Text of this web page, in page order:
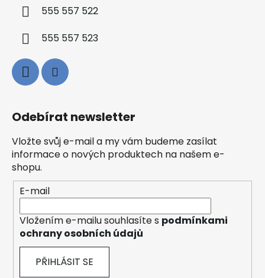
555 557 522
555 557 523
Odebírat newsletter
Vložte svůj e-mail a my vám budeme zasílat
informace o nových produktech na našem e-
shopu.
E-mail
Vložením e-mailu souhlasíte s podmínkami
ochrany osobních údajů
PŘIHLÁSIT SE